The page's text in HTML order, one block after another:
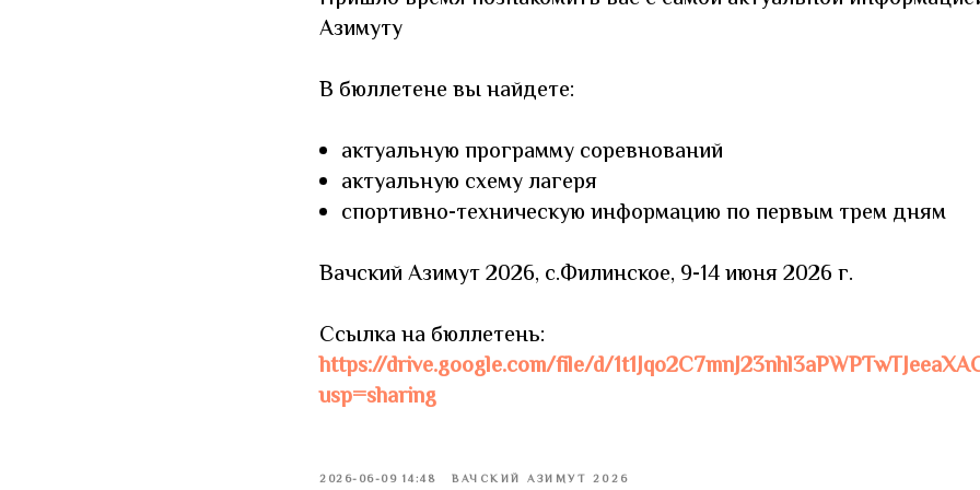
Азимуту
В бюллетене вы найдете:
актуальную программу соревнований
актуальную схему лагеря
спортивно-техническую информацию по первым трем дням
Вачский Азимут 2026, с.Филинское, 9-14 июня 2026 г.
Ссылка на бюллетень:
https://drive.google.com/file/d/
usp=sharing
2026-06-09 14:48 ВАЧСКИЙ АЗИМУТ 2026